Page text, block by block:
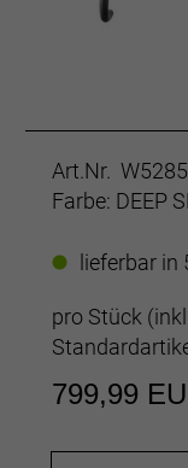
Art.Nr.
Farbe: DEEP
lieferbar in
pro Stück
799,99